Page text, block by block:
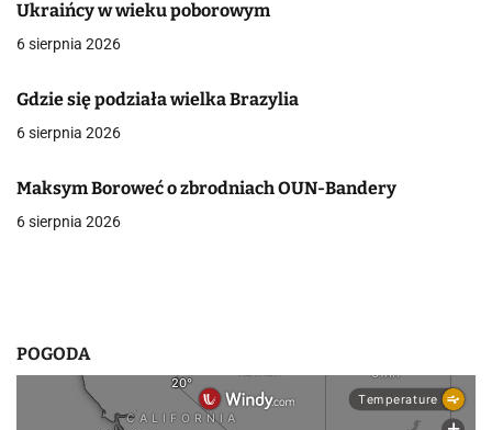
c
j
a
w
p
i
Ukraińcy w wieku poborowym
6 sierpnia 2026
Gdzie się podziała wielka Brazylia
6 sierpnia 2026
Maksym Boroweć o zbrodniach OUN-Bandery
6 sierpnia 2026
POGODA